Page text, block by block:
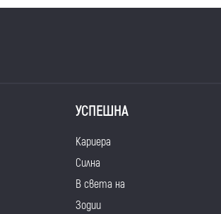
УСПЕШНА
Кариера
Силна
В света на
Зодии